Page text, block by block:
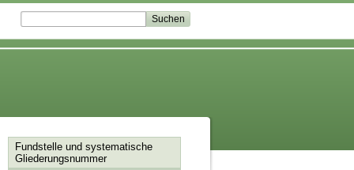
Fundstelle und systematische
Gliederungsnummer